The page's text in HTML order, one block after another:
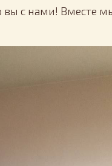
вы с нами! Вместе